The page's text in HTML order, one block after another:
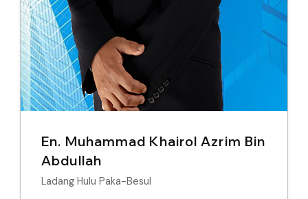
En. Muhammad Khairol Azrim Bin
Abdullah
Ladang Hulu Paka-Besul